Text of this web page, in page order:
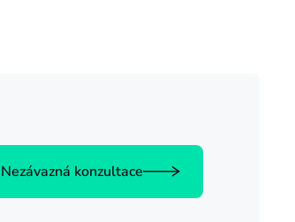
Nezávazná konzultace